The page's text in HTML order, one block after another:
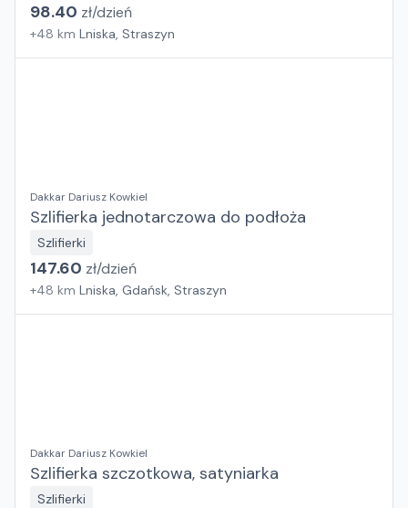
98.40 zł/dzień
+48 km Lniska, Straszyn
Dakkar Dariusz Kowkiel
Szlifierka jednotarczowa do podłoża
Szlifierki
147.60 zł/dzień
+48 km Lniska, Gdańsk, Straszyn
Dakkar Dariusz Kowkiel
Szlifierka szczotkowa, satyniarka
Szlifierki